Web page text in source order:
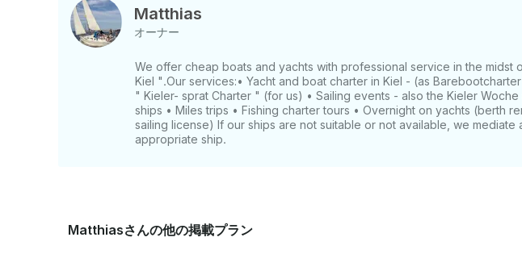
Matthias
オーナー
We offer cheap boats and yachts with professional service in the midst
Kiel ".Our services:• Yacht and boat charter in Kiel - (as
" Kieler- sprat Charter " (for us) • Sailing events - also the Kieler Woche
ships • Miles trips • Fishing charter tours • Overnight on yachts (berth
sailing license) If our ships are not suitable or not available, we mediate
appropriate ship.
Matthiasさんの他の掲載プラン